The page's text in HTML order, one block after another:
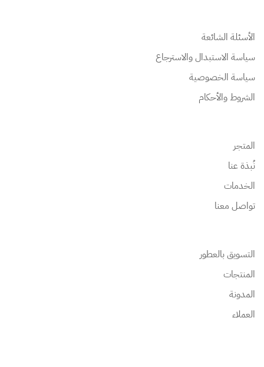
الأسئلة الشائعة
سياسة الاستبدال والاسترجاع
سياسة الخصوصية
الشروط والأحكام
المتجر
نُبذة عنا
الخدمات
تواصل معنا
التسويق بالعطور
المنتجات
المدونة
العملاء